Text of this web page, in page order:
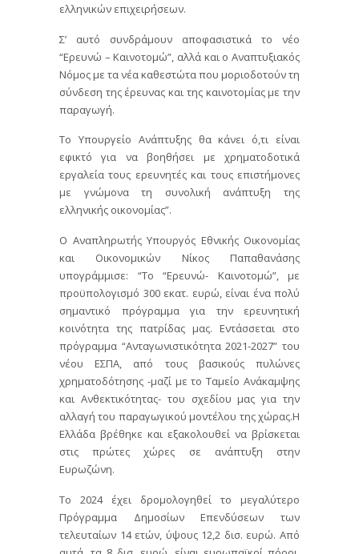
ελληνικών επιχειρήσεων.
Σ’ αυτό συνδράμουν αποφασιστικά το νέο
“Ερευνώ – Καινοτομώ”, αλλά και ο Αναπτυξιακός
Νόμος με τα νέα καθεστώτα που μοριοδοτούν τη
σύνδεση της έρευνας και της καινοτομίας με την
παραγωγή.
Το Υπουργείο Ανάπτυξης θα κάνει ό,τι είναι
εφικτό για να βοηθήσει με χρηματοδοτικά
εργαλεία τους ερευνητές και τους επιστήμονες
με γνώμονα τη συνολική ανάπτυξη της
ελληνικής οικονομίας”.
Ο Αναπληρωτής Υπουργός Εθνικής Οικονομίας
και Οικονομικών Νίκος Παπαθανάσης
υπογράμμισε: “Το “Ερευνώ- Καινοτομώ”, με
προϋπολογισμό 300 εκατ. ευρώ, είναι ένα πολύ
σημαντικό πρόγραμμα για την ερευνητική
κοινότητα της πατρίδας μας. Εντάσσεται στο
πρόγραμμα “Ανταγωνιστικότητα 2021-2027” του
νέου ΕΣΠΑ, από τους βασικούς πυλώνες
χρηματοδότησης -μαζί με το Ταμείο Ανάκαμψης
και Ανθεκτικότητας- του σχεδίου μας για την
αλλαγή του παραγωγικού μοντέλου της χώρας.Η
Ελλάδα βρέθηκε και εξακολουθεί να βρίσκεται
στις πρώτες χώρες σε ανάπτυξη στην
Ευρωζώνη.
Το 2024 έχει δρομολογηθεί το μεγαλύτερο
Πρόγραμμα Δημοσίων Επενδύσεων των
τελευταίων 14 ετών, ύψους 12,2 δισ. ευρώ. Από